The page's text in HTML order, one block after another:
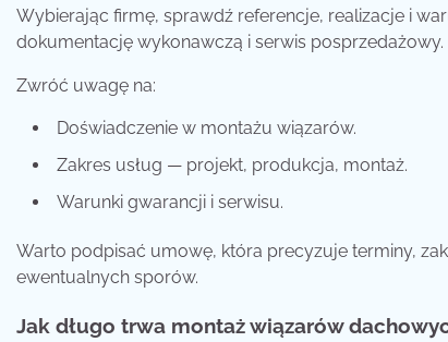
Wybierając firmę, sprawdź referencje, realizacje i
dokumentację wykonawczą i serwis posprzedażowy.
Zwróć uwagę na:
Doświadczenie w montażu wiązarów.
Zakres usług — projekt, produkcja, montaż.
Warunki gwarancji i serwisu.
Warto podpisać umowę, która precyzuje terminy,
ewentualnych sporów.
Jak długo trwa montaż wiązarów